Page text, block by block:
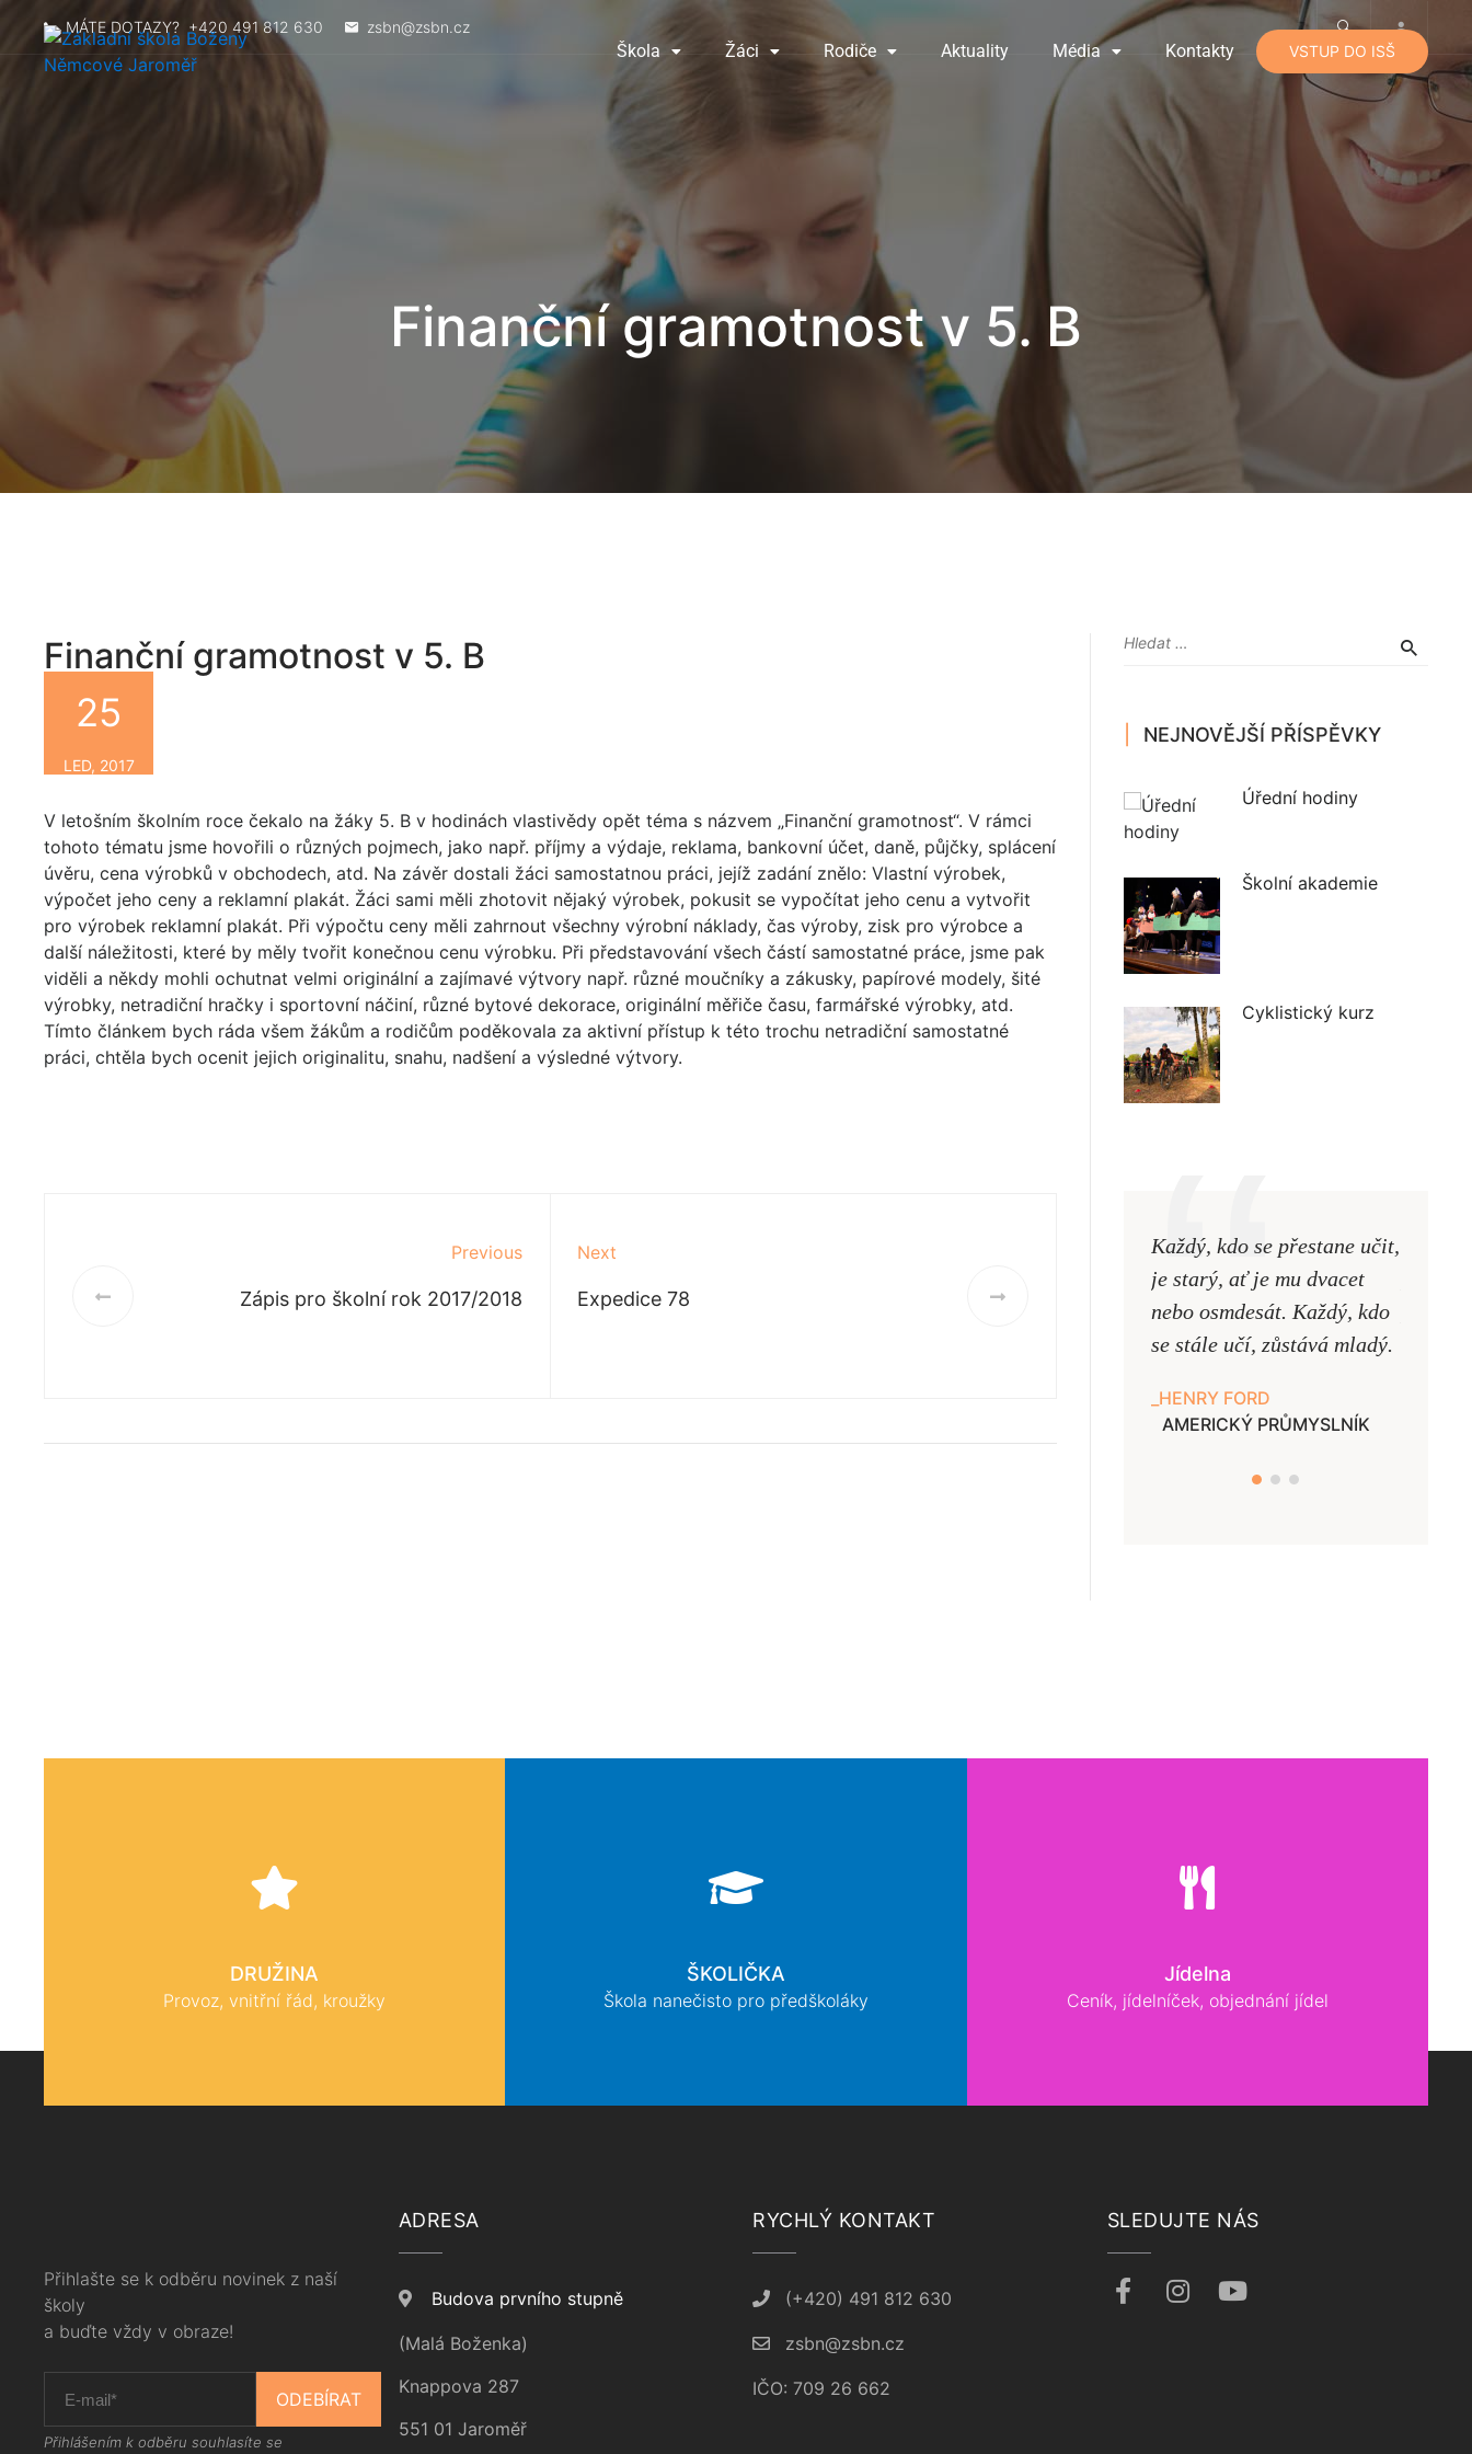
MÁTE DOTAZY? +420 491 812 630 zsbn@zsbn.cz
Škola Žáci Rodiče Aktuality Média Kontakty VSTUP DO ISŠ
Finanční gramotnost v 5. B
Finanční gramotnost v 5. B
By
25
LED, 2017
V letošním školním roce čekalo na žáky 5. B v hodinách vlastivědy opět téma s názvem „Finanční gramotnost“. V rámci
tohoto tématu jsme hovořili o různých pojmech, jako např. příjmy a výdaje, reklama, bankovní účet, daně, půjčky, splácení
úvěru, cena výrobků v obchodech, atd. Na závěr dostali žáci samostatnou práci, jejíž zadání znělo: Vlastní výrobek,
výpočet jeho ceny a reklamní plakát. Žáci sami měli zhotovit nějaký výrobek, pokusit se vypočítat jeho cenu a vytvořit
pro výrobek reklamní plakát. Při výpočtu ceny měli zahrnout všechny výrobní náklady, čas výroby, zisk pro výrobce a
další náležitosti, které by měly tvořit konečnou cenu výrobku. Při představování všech částí samostatné práce, jsme pak
viděli a někdy mohli ochutnat velmi originální a zajímavé výtvory např. různé moučníky a zákusky, papírové modely, šité
výrobky, netradiční hračky i sportovní náčiní, různé bytové dekorace, originální měřiče času, farmářské výrobky, atd.
Tímto článkem bych ráda všem žákům a rodičům poděkovala za aktivní přístup k této trochu netradiční samostatné
práci, chtěla bych ocenit jejich originalitu, snahu, nadšení a výsledné výtvory.
Previous
Zápis pro školní rok 2017/2018
Next
Expedice 78
NEJNOVĚJŠÍ PŘÍSPĚVKY
Úřední hodiny
Školní akademie
Cyklistický kurz
Každý, kdo se přestane učit,
je starý, ať je mu dvacet
nebo osmdesát. Každý, kdo
se stále učí, zůstává mladý.
HENRY FORD
AMERICKÝ PRŮMYSLNÍK
DRUŽINA
Provoz, vnitřní řád, kroužky
ŠKOLIČKA
Škola nanečisto pro předškoláky
Jídelna
Ceník, jídelníček, objednání jídel
Přihlašte se k odběru novinek z naší
školy
a buďte vždy v obraze!
ODEBÍRAT
Přihlášením k odběru souhlasíte se
ADRESA
Budova prvního stupně
(Malá Boženka)
Knappova 287
551 01 Jaroměř
RYCHLÝ KONTAKT
(+420) 491 812 630
zsbn@zsbn.cz
IČO: 709 26 662
SLEDUJTE NÁS